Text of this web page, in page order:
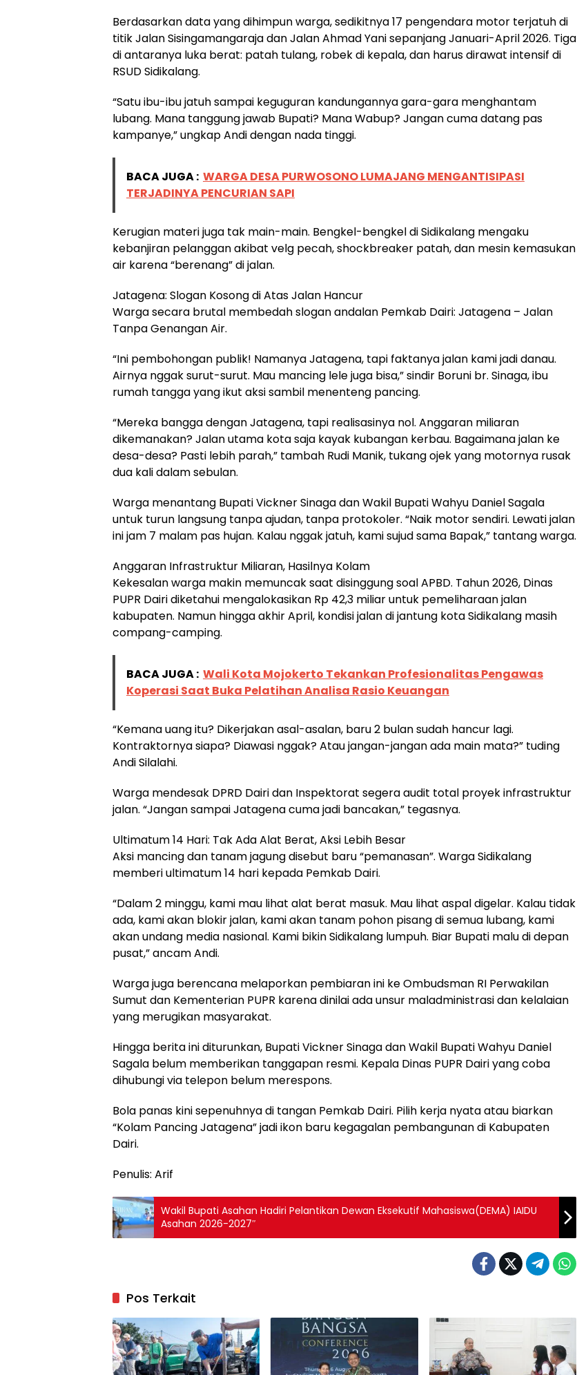
Berdasarkan data yang dihimpun warga, sedikitnya 17 pengendara motor terjatuh di
titik Jalan Sisingamangaraja dan Jalan Ahmad Yani sepanjang Januari-April 2026. Tiga
di antaranya luka berat: patah tulang, robek di kepala, dan harus dirawat intensif di
RSUD Sidikalang.
“Satu ibu-ibu jatuh sampai keguguran kandungannya gara-gara menghantam
lubang. Mana tanggung jawab Bupati? Mana Wabup? Jangan cuma datang pas
kampanye,” ungkap Andi dengan nada tinggi.
BACA JUGA : WARGA DESA PURWOSONO LUMAJANG MENGANTISIPASI
TERJADINYA PENCURIAN SAPI
Kerugian materi juga tak main-main. Bengkel-bengkel di Sidikalang mengaku
kebanjiran pelanggan akibat velg pecah, shockbreaker patah, dan mesin kemasukan
air karena “berenang” di jalan.
Jatagena: Slogan Kosong di Atas Jalan Hancur
Warga secara brutal membedah slogan andalan Pemkab Dairi: Jatagena – Jalan
Tanpa Genangan Air.
“Ini pembohongan publik! Namanya Jatagena, tapi faktanya jalan kami jadi danau.
Airnya nggak surut-surut. Mau mancing lele juga bisa,” sindir Boruni br. Sinaga, ibu
rumah tangga yang ikut aksi sambil menenteng pancing.
“Mereka bangga dengan Jatagena, tapi realisasinya nol. Anggaran miliaran
dikemanakan? Jalan utama kota saja kayak kubangan kerbau. Bagaimana jalan ke
desa-desa? Pasti lebih parah,” tambah Rudi Manik, tukang ojek yang motornya rusak
dua kali dalam sebulan.
Warga menantang Bupati Vickner Sinaga dan Wakil Bupati Wahyu Daniel Sagala
untuk turun langsung tanpa ajudan, tanpa protokoler. “Naik motor sendiri. Lewati jalan
ini jam 7 malam pas hujan. Kalau nggak jatuh, kami sujud sama Bapak,” tantang warga.
Anggaran Infrastruktur Miliaran, Hasilnya Kolam
Kekesalan warga makin memuncak saat disinggung soal APBD. Tahun 2026, Dinas
PUPR Dairi diketahui mengalokasikan Rp 42,3 miliar untuk pemeliharaan jalan
kabupaten. Namun hingga akhir April, kondisi jalan di jantung kota Sidikalang masih
compang-camping.
BACA JUGA : Wali Kota Mojokerto Tekankan Profesionalitas Pengawas
Koperasi Saat Buka Pelatihan Analisa Rasio Keuangan
“Kemana uang itu? Dikerjakan asal-asalan, baru 2 bulan sudah hancur lagi.
Kontraktornya siapa? Diawasi nggak? Atau jangan-jangan ada main mata?” tuding
Andi Silalahi.
Warga mendesak DPRD Dairi dan Inspektorat segera audit total proyek infrastruktur
jalan. “Jangan sampai Jatagena cuma jadi bancakan,” tegasnya.
Ultimatum 14 Hari: Tak Ada Alat Berat, Aksi Lebih Besar
Aksi mancing dan tanam jagung disebut baru “pemanasan”. Warga Sidikalang
memberi ultimatum 14 hari kepada Pemkab Dairi.
“Dalam 2 minggu, kami mau lihat alat berat masuk. Mau lihat aspal digelar. Kalau tidak
ada, kami akan blokir jalan, kami akan tanam pohon pisang di semua lubang, kami
akan undang media nasional. Kami bikin Sidikalang lumpuh. Biar Bupati malu di depan
pusat,” ancam Andi.
Warga juga berencana melaporkan pembiaran ini ke Ombudsman RI Perwakilan
Sumut dan Kementerian PUPR karena dinilai ada unsur maladministrasi dan kelalaian
yang merugikan masyarakat.
Hingga berita ini diturunkan, Bupati Vickner Sinaga dan Wakil Bupati Wahyu Daniel
Sagala belum memberikan tanggapan resmi. Kepala Dinas PUPR Dairi yang coba
dihubungi via telepon belum merespons.
Bola panas kini sepenuhnya di tangan Pemkab Dairi. Pilih kerja nyata atau biarkan
“Kolam Pancing Jatagena” jadi ikon baru kegagalan pembangunan di Kabupaten
Dairi.
Penulis: Arif
Wakil Bupati Asahan Hadiri Pelantikan Dewan Eksekutif Mahasiswa(DEMA) IAIDU
Asahan 2026-2027″
Pos Terkait